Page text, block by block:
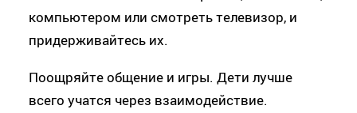
компьютером или смотреть телевизор, и
придерживайтесь их.
Поощряйте общение и игры. Дети лучше
всего учатся через взаимодействие.